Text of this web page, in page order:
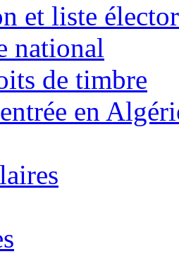
et liste
national
de timbre
en